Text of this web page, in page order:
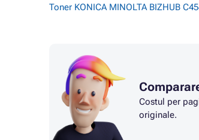
Toner KONICA MINOLTA BIZHUB
Costul per
originale.